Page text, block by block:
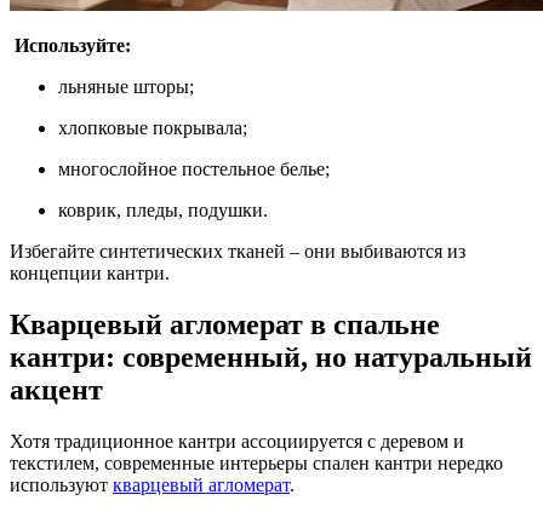
Используйте:
льняные шторы;
хлопковые покрывала;
многослойное постельное белье;
коврик, пледы, подушки.
Избегайте синтетических тканей – они выбиваются из
концепции кантри.
Кварцевый агломерат в спальне
кантри: современный, но натуральный
акцент
Хотя традиционное кантри ассоциируется с деревом и
текстилем, современные интерьеры спален кантри нередко
используют кварцевый агломерат.